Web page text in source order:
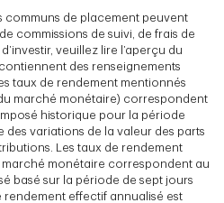
communs de placement peuvent
commissions de suivi, de frais de
veuillez lire l’aperçu du
des renseignements
taux de rendement mentionnés
marché monétaire) correspondent
historique pour la période
des variations de la valeur des parts
Les taux de rendement
monétaire correspondent au
basé sur la période de sept jours
rendement effectif annualisé est